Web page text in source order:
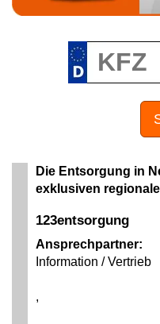
Die Entsorgung in
exklusiven
123entsorgung
Ansprechpartner:
Information / Vertrieb
,